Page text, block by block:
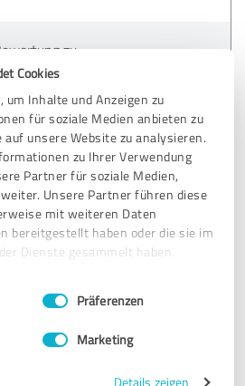
Cookies
um Inhalte und Anzeigen zu
für soziale Medien anbieten zu
unsere Website zu analysieren.
zu Ihrer Verwendung
Partner für soziale Medien,
Unsere Partner führen diese
mit weiteren Daten
bereitgestellt haben oder die sie im
Dienste gesammelt haben.
Präferenzen
Marketing
Details zeigen
zu:
Empfehlung
humorvoll und sehr
Sprecherin ist sie wirklich gut, sie
und findet immer den